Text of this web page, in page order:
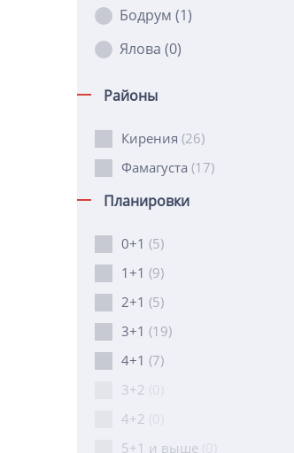
Бодрум (1)
Ялова (0)
Районы
Кирения (26)
Фамагуста (17)
Планировки
0+1 (5)
1+1 (9)
2+1 (5)
3+1 (19)
4+1 (7)
3+2
4+2
5+1 и выше